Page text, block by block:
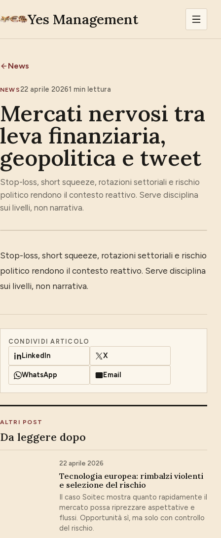
Yes Management
News
NEWS22 aprile 20261 min lettura
Mercati nervosi tra
leva finanziaria,
geopolitica e tweet
Stop-loss, short squeeze, rotazioni settoriali e rischio
politico rendono il contesto reattivo. Serve disciplina
sui livelli, non narrativa.
Stop-loss, short squeeze, rotazioni settoriali e rischio
politico rendono il contesto reattivo. Serve disciplina
sui livelli, non narrativa.
CONDIVIDI ARTICOLO
LinkedIn X
WhatsApp Email
ALTRI POST
Da leggere dopo
22 aprile 2026
Tecnologia europea: rimbalzi violenti
e selezione del rischio
Il caso Soitec mostra quanto rapidamente il
mercato possa riprezzare aspettative e
flussi. Opportunità sì, ma solo con controllo
del rischio.